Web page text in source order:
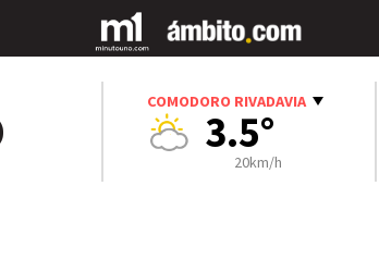
COMODORO RIVADAVIA
3.5°
20km/h